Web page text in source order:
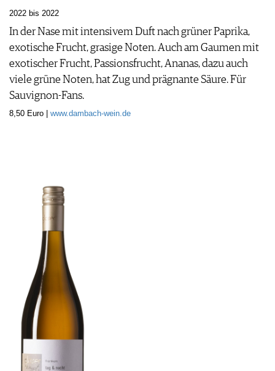
2022 bis 2022
In der Nase mit intensivem Duft nach grüner Paprika,
exotische Frucht, grasige Noten. Auch am Gaumen mit
exotischer Frucht, Passionsfrucht, Ananas, dazu auch
viele grüne Noten, hat Zug und prägnante Säure. Für
Sauvignon-Fans.
8,50 Euro | www.dambach-wein.de